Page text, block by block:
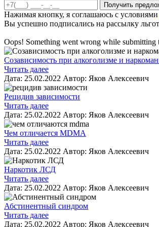
Нажимая кнопку, я соглашаюсь с условиями
Вы успешно подписались на рассылку
Oops! Something went wrong while submitting
Созависимость при алкоголизме и
Читать далее
Дата: 25.02.2022 Автор: Яков Алексеевич
Рецидив зависимости
Читать далее
Дата: 25.02.2022 Автор: Яков Алексеевич
Чем отличается MDMA
Читать далее
Дата: 25.02.2022 Автор: Яков Алексеевич
Наркотик ЛСД
Читать далее
Дата: 25.02.2022 Автор: Яков Алексеевич
Абстинентный синдром
Читать далее
Дата: 25.02.2022 Автор: Яков Алексеевич